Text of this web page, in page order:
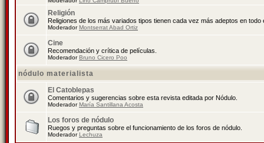
Religión
Religiones de los más variados tipos tienen cada vez más adeptos en todo
ModeradorMontserrat Abad Ortiz
Cine
Recomendación y crítica de películas.
ModeradorBruno Cicero Poo
nódulo materialista
El Catoblepas
Comentarios y sugerencias sobre esta revista editada por Nódulo.
ModeradorMaría Santillana Acosta
Los foros de nódulo
Ruegos y preguntas sobre el funcionamiento de los foros de nódulo.
ModeradorLechuza